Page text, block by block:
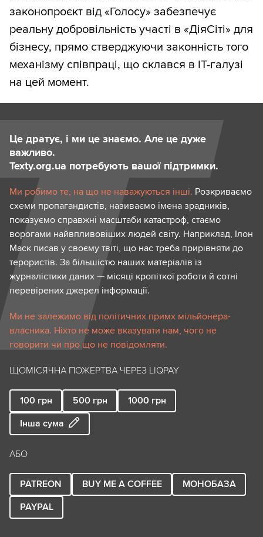
законопроєкт від «Голосу» забезпечує
реальну добровільність участі в «ДіяСіті» для
бізнесу, прямо стверджуючи законність того
механізму співпраці, що склався в IT-галузі
на цей момент.
Це дратує, і ми це знаємо. Але це дуже
важливо.
Texty.org.ua потребують вашої підтримки.
Ми робимо те, на що не наважуються інші. Розкриваємо
схеми пропагандистів, називаємо імена зрадників,
показуємо справжні масштаби катастроф, стаємо
ворогами найвпливовіших людей світу. Наприклад, Ілон
Маск писав у своєму твіті, що нас треба прирівняти до
терористів. За більшістю наших матеріалів із
журналістики даних — місяці кропіткої роботи й сотні
перевірених джерел інформації.
Ми не залежимо від політичних примх мільйонера-
власника. Ніхто не може вказувати нам, чого не
говорити чи про що не повідомляти.
ЩОМІСЯЧНА ПОЖЕРТВА ЧЕРЕЗ LIQPAY
100 грн 500 грн 1000 грн
Інша сума
АБО
PATREON BUY ME A COFFEE
МОНОБАЗА
PAYPAL